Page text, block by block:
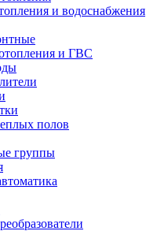
и водоснабжения
и ГВС
полов
группы